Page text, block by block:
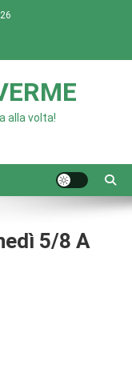
alla volta!
5/8 A